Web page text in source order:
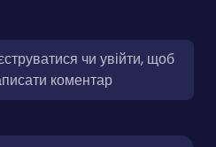
чи увійти, щоб
коментар